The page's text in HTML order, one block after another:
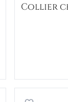
Collier